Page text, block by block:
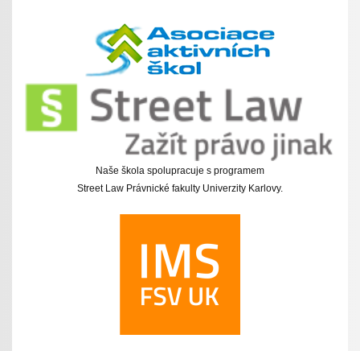
Naše škola spolupracuje s programem
Street Law Právnické fakulty Univerzity Karlovy.